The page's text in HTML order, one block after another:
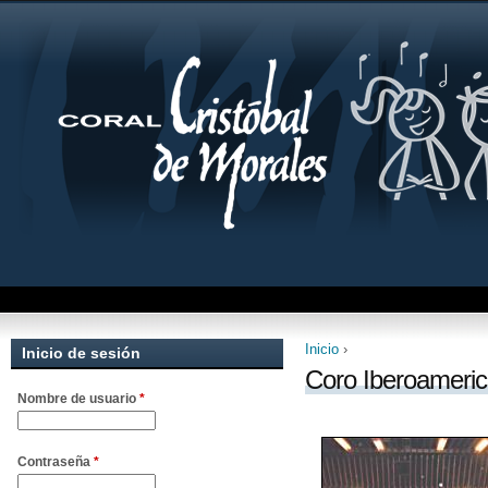
Se encuentra
Inicio ›
Coro
Inicio de sesión
Nombre de usuario *
Contraseña *